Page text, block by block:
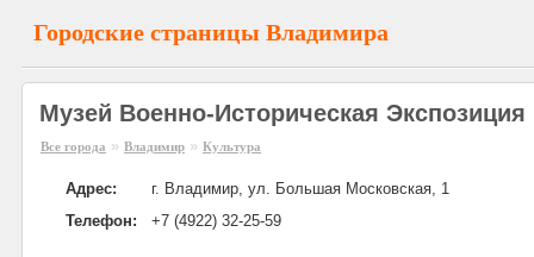
Городские страницы Владимира
Музей Военно-Историческая
Все города » Владимир » Культура
Адрес:
г. Владимир, ул. Большая Московская, 1
Телефон:
+7 (4922) 32-25-59